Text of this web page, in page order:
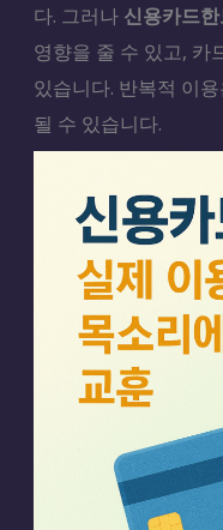
다. 그러나 신용카드
영향을 줄 수 있고, 카
있습니다. 반복적 이용
될 수 있습니다.